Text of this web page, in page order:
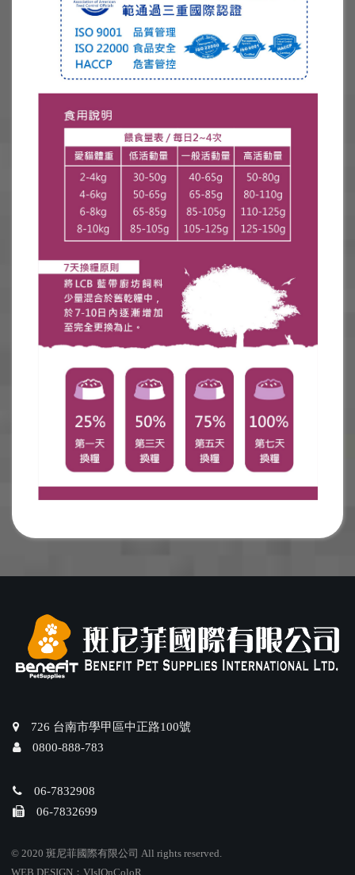
726 台南市學甲區中正路100號
0800-888-783
06-7832908
06-7832699
© 2020 斑尼菲國際有限公司 All rights reserved.
WEB DESIGN：VIsIOnColoR